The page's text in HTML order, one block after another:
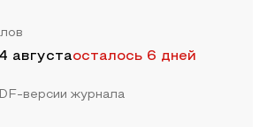
августаосталось 6 дней
версии журнала